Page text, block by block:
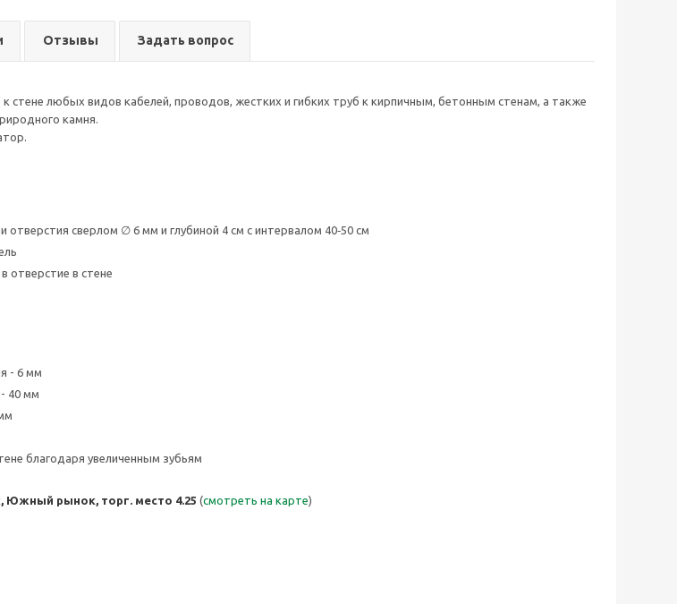
Отзывы Задать вопрос
стене любых видов кабелей, проводов, жестких и гибких труб к кирпичным, бетонным стенам, а также
камня.
отверстия сверлом ∅ 6 мм и глубиной 4 см с интервалом 40‑50 см
отверстие в стене
- 6 мм
40 мм
благодаря увеличенным зубьям
Южный рынок, торг. место 4.25 (смотреть на карте)